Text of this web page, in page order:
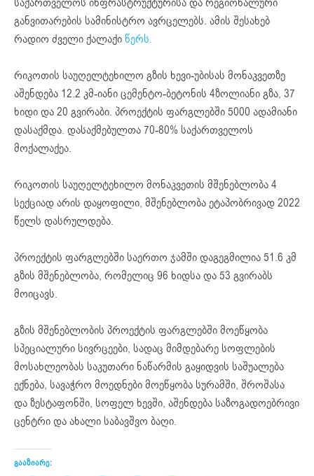
განვითარების სამინისტრო ავრცელებს. ამის შესახებ
რადიო ძველი ქალაქი წერს.
რიკოთის საუღელტეხილო გზის ხევი-უბისას მონაკვეთზე
აშენდება 12.2 კმ-იანი ცემენტო-ბეტონის 4ზოლიანი გზა, 37
ხიდი და 20 გვირაბი. პროექტის ფარგლებში 5000 ადამიანი
დასაქმდა. დასაქმებულთა 70-80% საქართველოს
მოქალაქეა.
რიკოთის საუღელტეხილო მონაკვეთის მშენებლობა 4
სექციად არის დაყოფილი, მშენებლობა ეტაპობრივად 2022
წელს დასრულდება.
პროექტის ფარგლებში საერთო ჯამში დაგეგმილია 51.6 კმ
გზის მშენებლობა, რომელიც 96 ხიდსა და 53 გვირაბს
მოიცავს.
გზის მშენებლობის პროექტის ფარგლებში მოეწყობა
სპეციალური სივრცეები, სადაც მიმდებარე სოფლების
მოსახლეობას საკუთარი ნაწარმის გაყიდვის საშუალება
ექნება, სავაჭრო მოედნები მოეწყობა სურამში, შროშასა
და ზესტაფონში, სოფელ ხევში, აშენდება საზოგადოებრივი
ცენტრი და ახალი საბავშვო ბაღი.
გააზიარე: